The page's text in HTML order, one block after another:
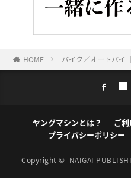
HOME バイク／オートバイ
ヤングマシンとは？ ご
プライバシーポリシー
Copyright © NAIGAI